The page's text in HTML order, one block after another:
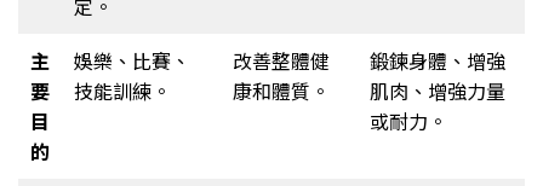
定。
主
要
目
的
娛樂、比賽、
技能訓練。
改善整體健
康和體質。
鍛鍊身體、增強
肌肉、增強力量
或耐力。